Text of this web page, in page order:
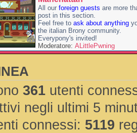
All our foreign guests are more
post in this section.
Feel free to ask about anything
the italian Brony community.
Everypony's invited!
Moderatore: ALittlePwning
361 utenti
negli ultimi 5
connessi: 5119